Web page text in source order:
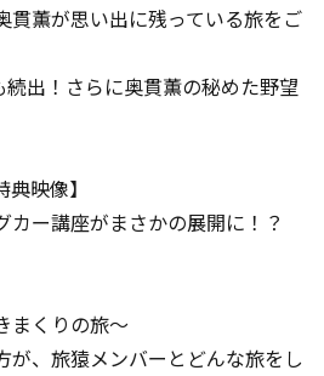
貫薫が思い出に残っている旅をご
出！さらに奥貫薫の秘めた野望
映像】
カー講座がまさかの展開に！？
まくりの旅～
が、旅猿メンバーとどんな旅をし